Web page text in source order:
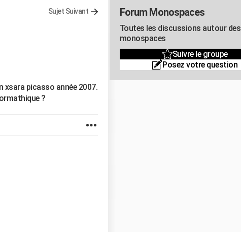
Sujet Suivant
xsara picasso année 2007.
?
Forum Monospaces
Toutes les discussions autour des
monospaces
Suivre le groupe
Posez votre question